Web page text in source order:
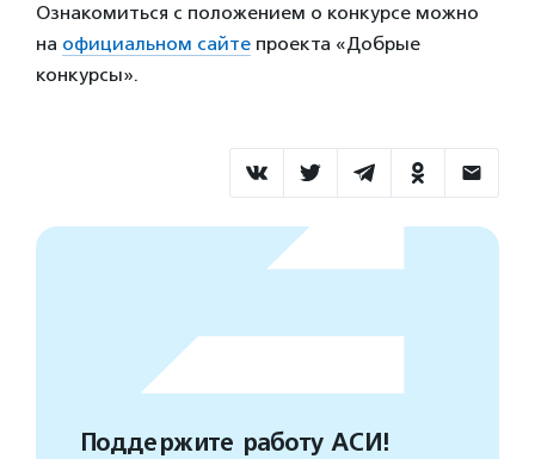
Ознакомиться с положением о конкурсе можно
на официальном сайте проекта «Добрые
конкурсы».
Поддержите работу АСИ!